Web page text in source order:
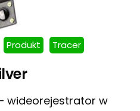
Produkt Tracer
wideorejestrator w